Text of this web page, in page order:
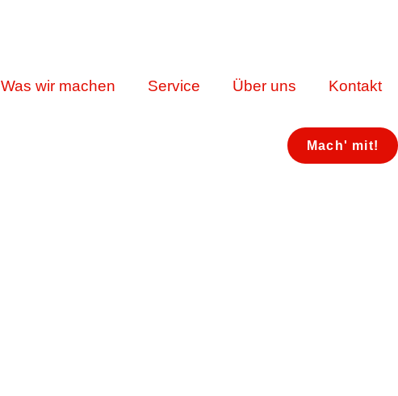
Was wir machen Service Über uns Kontakt
Mach' mit!